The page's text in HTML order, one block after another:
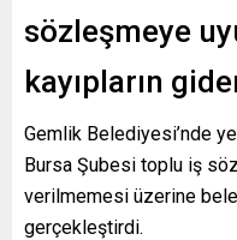
sözleşmeye
kayıpların
Gemlik Belediyesi’nde
Bursa Şubesi toplu iş
verilmemesi üzerine
gerçekleştirdi.